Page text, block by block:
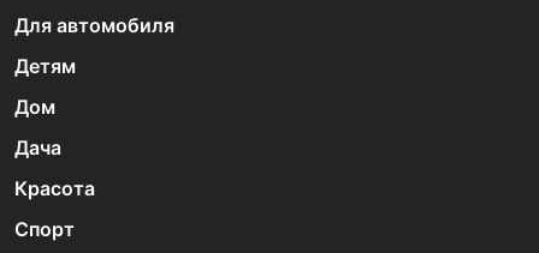
Для автомобиля
Детям
Дом
Дача
Красота
Спорт